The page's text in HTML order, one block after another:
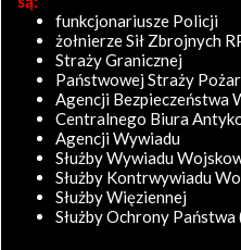
funkcjonariusze Policji
żołnierze Sił Zbrojnych
Straży Granicznej
Państwowej Straży
Agencji Bezpieczeństwa
Centralnego Biura
Agencji Wywiadu
Służby Wywiadu
Służby Kontrwywiadu
Służby Więziennej
Służby Ochrony Państwa